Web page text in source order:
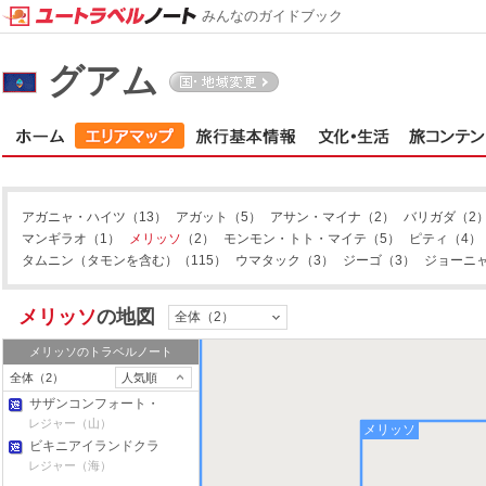
グアム
アガニャ・ハイツ （13） アガット （5） アサン・マイナ （2） バリガダ （2
マンギラオ （1） メリッソ （2） モンモン・トト・マイテ （5） ピティ
（4）
タムニン（タモンを含む）
（115） ウマタック （3） ジーゴ （3） ジョーニ
メリッソの地図 全体（2）
メリッソのトラベルノート
全体（2）
人気順
サザンコンフォート・
ランチ＆ズーベンチャ
ー
レジャー（山）
ビキニアイランドクラ
ブ
レジャー（海）
メリッソ
みんなのガイドブック